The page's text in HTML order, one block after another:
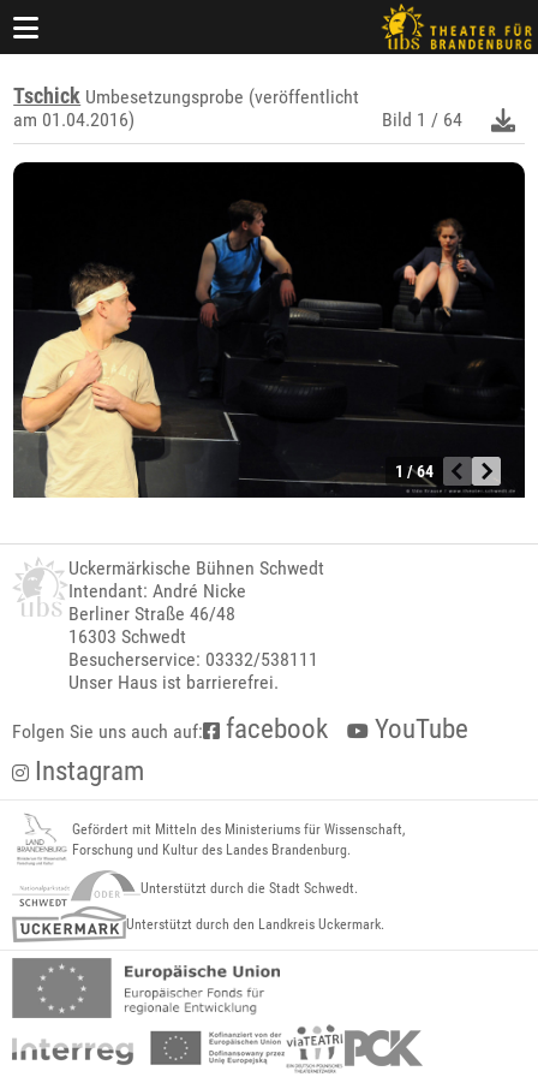
Tschick Umbesetzungsprobe (veröffentlicht
am 01.04.2016)
Bild 1 / 64
1 / 64
Uckermärkische Bühnen Schwedt
Intendant: André Nicke
Berliner Straße 46/48
16303 Schwedt
Besucherservice: 03332/538111
Unser Haus ist barrierefrei.
Folgen Sie uns auch auf: facebook
YouTube
Instagram
Gefördert mit Mitteln des Ministeriums für Wissenschaft,
Forschung und Kultur des Landes Brandenburg.
Unterstützt durch die Stadt Schwedt.
Unterstützt durch den Landkreis Uckermark.